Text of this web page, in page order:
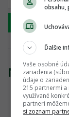
Nenašli
obsahu,
Ďalšie
Vaše osobné
zariadenia
údaje o
215 partnermi
využívané
partneri
si zoznam